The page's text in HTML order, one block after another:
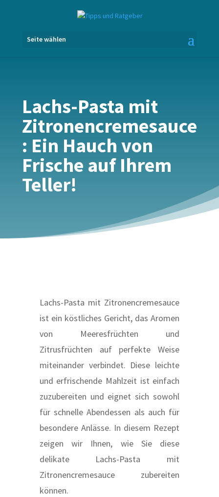
Seite wählen
Lachs-Pasta mit
Zitronencremesauce
: Ein Hauch von
Frische auf Ihrem
Teller!
Lachs-Pasta mit Zitronencremesauce
ist ein köstliches Gericht, das Aromen
von Meeresfrüchten und
Zitrusfrüchten auf perfekte Weise
miteinander verbindet. Diese leichte
und erfrischende Mahlzeit ist einfach
zuzubereiten und eignet sich sowohl
für schnelle Abendessen als auch für
besondere Anlässe. In diesem Rezept
zeigen wir Ihnen, wie Sie diese
delikate Lachs-Pasta mit
Zitronencremesauce zubereiten
können.